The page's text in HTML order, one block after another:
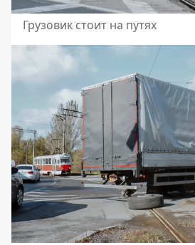
Грузовик стоит на путях